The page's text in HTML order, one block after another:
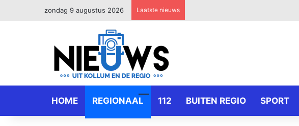
zondag 9 augustus 2026 Laatste nieuws
HOME REGIONAAL 112 BUITEN REGIO SPORT